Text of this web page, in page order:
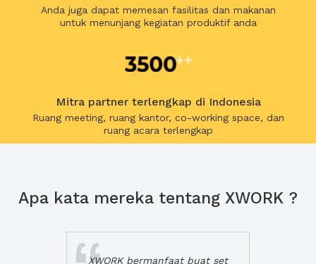
Anda juga dapat memesan fasilitas dan makanan
untuk menunjang kegiatan produktif anda
Mitra partner terlengkap di Indonesia
Ruang meeting, ruang kantor, co-working space, dan
ruang acara terlengkap
Apa kata mereka tentang XWORK ?
XWORK bermanfaat buat set